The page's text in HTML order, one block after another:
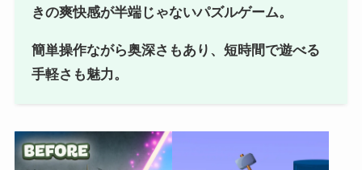
きの爽快感が半端じゃないパズルゲーム。
簡単操作ながら奥深さもあり、短時間で遊べる
手軽さも魅力。